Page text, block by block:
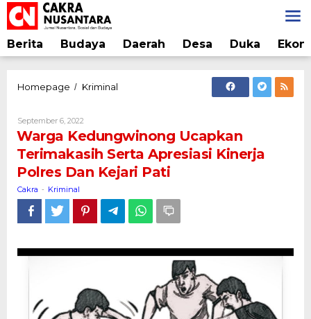
Lewati
ke
konten
Berita Budaya Daerah Desa Duka
Homepage / Kriminal
Terimakasih
Serta
Apresiasi
Kinerja
Polres
Dan
Kejari
Pati
September 6, 2022
Cakra
Warga Kedungwinong Ucapkan
Terimakasih Serta Apresiasi Kinerja
Polres Dan Kejari Pati
Cakra - Kriminal